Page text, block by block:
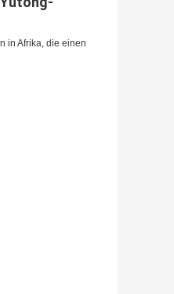
in Afrika, die einen